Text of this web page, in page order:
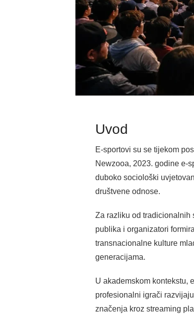
Uvod
E-sportovi su se tijekom
Newzooa, 2023. godine e-
duboko sociološki
društvene odnose.
Za razliku od tradicionalnih
publika i organizatori
transnacionalne kulture
generacijama.
U akademskom kontekstu,
profesionalni igrači
značenja kroz streaming